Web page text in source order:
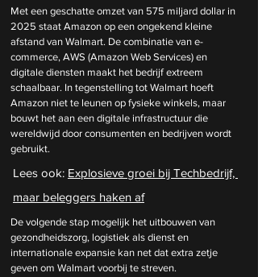
Met een geschatte omzet van 575 miljard dollar in
2025 staat Amazon op een ongekend kleine
afstand van Walmart. De combinatie van e-
commerce, AWS (Amazon Web Services) en
digitale diensten maakt het bedrijf extreem
schaalbaar. In tegenstelling tot Walmart hoeft
Amazon niet te leunen op fysieke winkels, maar
bouwt het aan een digitale infrastructuur die
wereldwijd door consumenten en bedrijven wordt
gebruikt.
Lees ook: Explosieve groei bij Techbedrijf,
maar beleggers haken af
De volgende stap mogelijk het uitbouwen van
gezondheidszorg, logistiek als dienst en
internationale expansie kan net dat extra zetje
geven om Walmart voorbij te streven.